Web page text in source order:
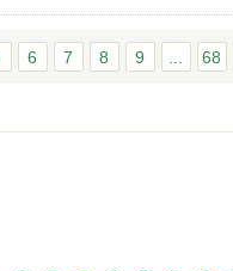
6 7 8 9 68